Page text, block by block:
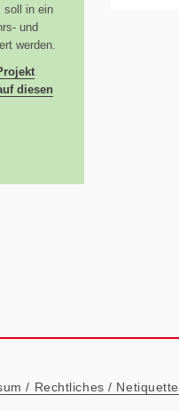
soll in ein
und
werden.
diesen
/ Rechtliches / Netiquette